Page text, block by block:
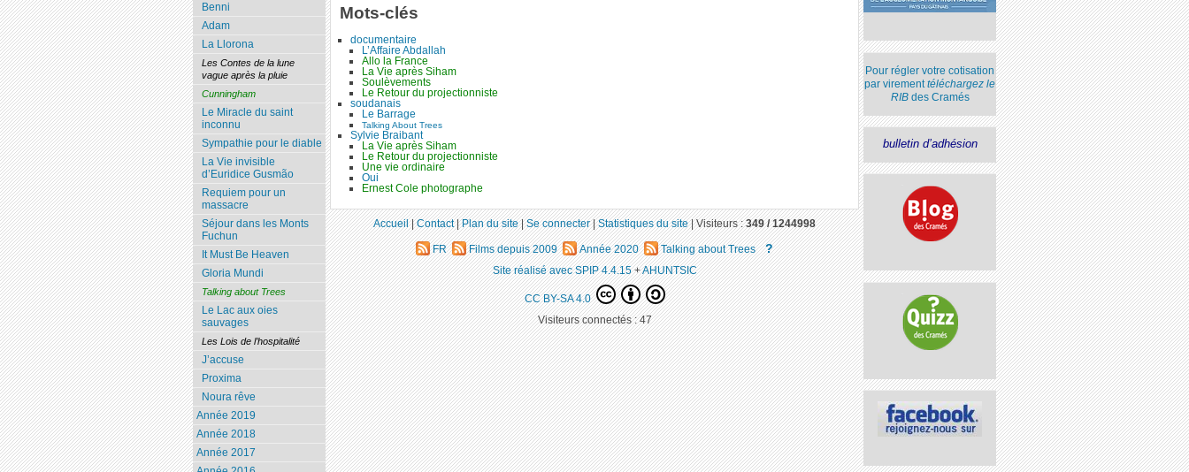
Mots-clés
documentaire
L’Affaire Abdallah
Allo la France
La Vie après Siham
Soulèvements
Le Retour du projectionniste
soudanais
Le Barrage
Talking About Trees
Sylvie Braibant
La Vie après Siham
Le Retour du projectionniste
Une vie ordinaire
Oui
Ernest Cole photographe
Pour régler votre cotisation
par virementtéléchargez le
RIBdes Cramés
bulletin d’adhésion
Benni
Adam
La Llorona
Les Contes de la lune
vague après la pluie
Cunningham
Le Miracle du saint
inconnu
Sympathie pour le diable
La Vie invisible
d’Euridice Gusmão
Requiem pour un
massacre
Séjour dans les Monts
Fuchun
It Must Be Heaven
Gloria Mundi
Talking about Trees
Le Lac aux oies
sauvages
Les Lois de l’hospitalité
J’accuse
Proxima
Noura rêve
Année 2019
Année 2018
Année 2017
Accueil|Contact|Plan du site|Se connecter|Statistiques du site|Visiteurs :349 / 1244998
FR Films depuis 2009 Année 2020 Talking about Trees ?
Site réalisé avec SPIP 4.4.15+AHUNTSIC
CC BY-SA 4.0
Visiteurs connectés :47